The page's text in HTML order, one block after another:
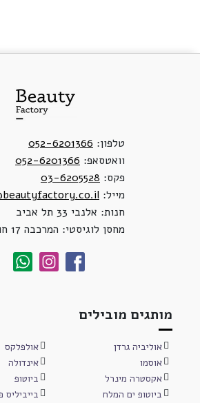
טלפון: 052-6201366
וואטסאפ: 052-6201366
פקס: 03-6205528
מייל:
חנות: אלנבי 33 תל אביב
מחסן לוגיסטי: המרכבה 17 חולון
מותגים מובילים
אוליביה גרדן
אולפלקס
אוסמו
אינדולה
אקסטרה מינרל
ביוטופ
ביוטופ ים המלח
בייביליס